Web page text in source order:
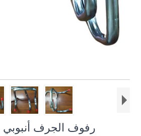
رفوف الجرف أنبوبي